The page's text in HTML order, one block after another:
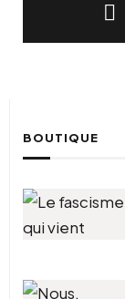
BOUTIQUE